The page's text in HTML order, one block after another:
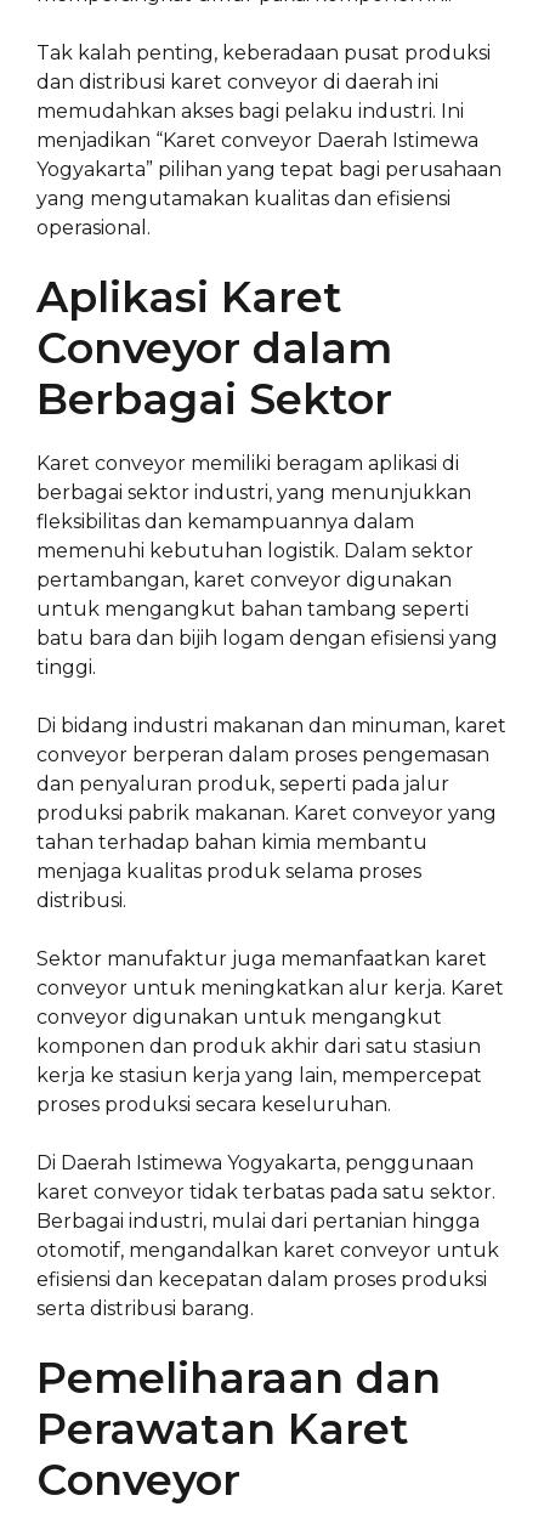
Tak kalah penting, keberadaan pusat produksi
dan distribusi karet conveyor di daerah ini
memudahkan akses bagi pelaku industri. Ini
menjadikan “Karet conveyor Daerah Istimewa
Yogyakarta” pilihan yang tepat bagi perusahaan
yang mengutamakan kualitas dan efisiensi
operasional.
Aplikasi Karet
Conveyor dalam
Berbagai Sektor
Karet conveyor memiliki beragam aplikasi di
berbagai sektor industri, yang menunjukkan
fleksibilitas dan kemampuannya dalam
memenuhi kebutuhan logistik. Dalam sektor
pertambangan, karet conveyor digunakan
untuk mengangkut bahan tambang seperti
batu bara dan bijih logam dengan efisiensi yang
tinggi.
Di bidang industri makanan dan minuman, karet
conveyor berperan dalam proses pengemasan
dan penyaluran produk, seperti pada jalur
produksi pabrik makanan. Karet conveyor yang
tahan terhadap bahan kimia membantu
menjaga kualitas produk selama proses
distribusi.
Sektor manufaktur juga memanfaatkan karet
conveyor untuk meningkatkan alur kerja. Karet
conveyor digunakan untuk mengangkut
komponen dan produk akhir dari satu stasiun
kerja ke stasiun kerja yang lain, mempercepat
proses produksi secara keseluruhan.
Di Daerah Istimewa Yogyakarta, penggunaan
karet conveyor tidak terbatas pada satu sektor.
Berbagai industri, mulai dari pertanian hingga
otomotif, mengandalkan karet conveyor untuk
efisiensi dan kecepatan dalam proses produksi
serta distribusi barang.
Pemeliharaan dan
Perawatan Karet
Conveyor